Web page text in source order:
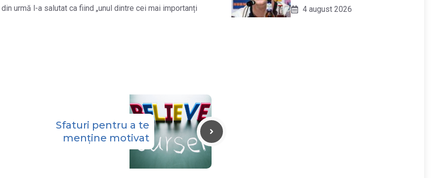
urmă l-a salutat ca fiind „unul dintre cei mai importanți
Sfaturi pentru a te
menține motivat
4 august 2026